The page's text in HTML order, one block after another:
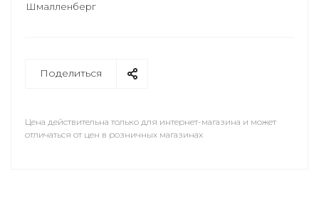
Шмалленберг
Поделиться
Цена действительна только для интернет-магазина и может
отличаться от цен в розничных магазинах